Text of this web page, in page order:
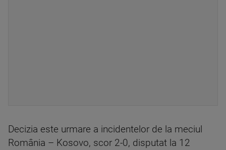
Decizia este urmare a incidentelor de la meciul
România – Kosovo, scor 2-0, disputat la 12